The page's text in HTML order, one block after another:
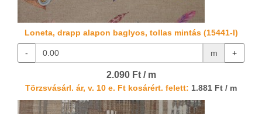
Loneta, drapp alapon baglyos, tollas mintás (15441-I)
- m +
2.090 Ft / m
Törzsvásárl. ár, v. 10 e. Ft kosárért. felett: 1.881 Ft / m